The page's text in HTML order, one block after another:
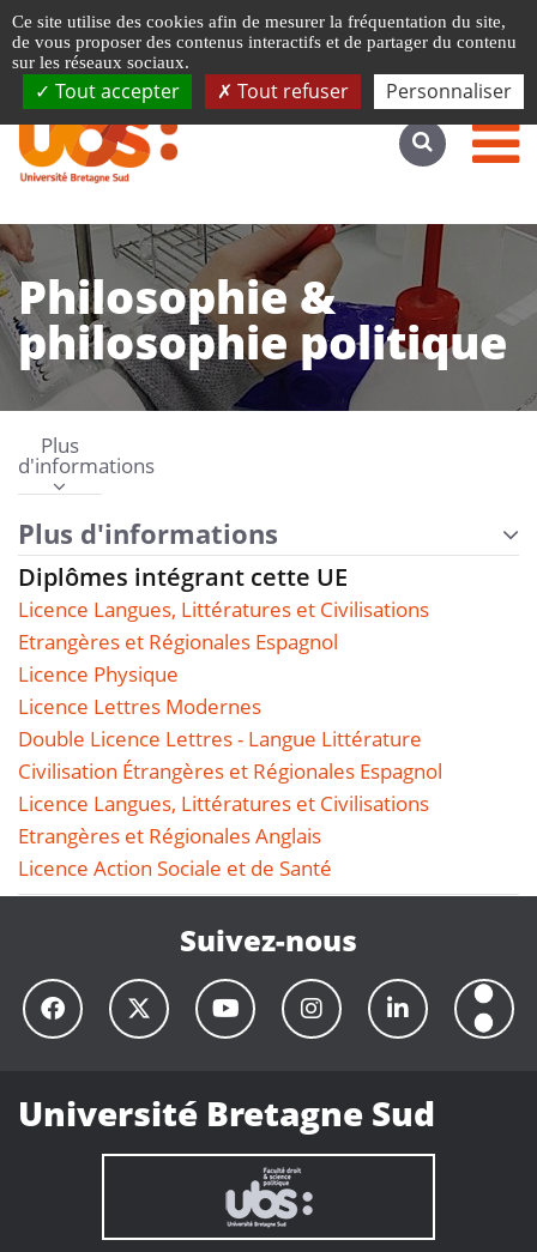
Accéder au site complet
Philosophie &
philosophie politique
Plus
d'informations
Plus d'informations
Diplômes intégrant cette UE
Licence Langues, Littératures et Civilisations
Etrangères et Régionales Espagnol
Licence Physique
Licence Lettres Modernes
Double Licence Lettres - Langue Littérature
Civilisation Étrangères et Régionales Espagnol
Licence Langues, Littératures et Civilisations
Etrangères et Régionales Anglais
Licence Action Sociale et de Santé
Suivez-nous
Université Bretagne Sud
Ce site utilise des cookies afin de mesurer la fréquentation du site,
de vous proposer des contenus interactifs et de partager du contenu
sur les réseaux sociaux.
Tout accepter Tout refuser Personnaliser